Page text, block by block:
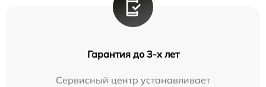
Гарантия до 3-х лет
Сервисный центр устанавливает